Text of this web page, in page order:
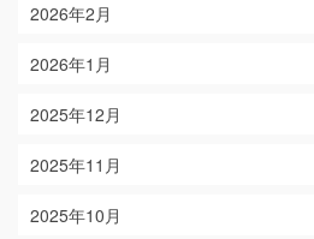
2026年2月
2026年1月
2025年12月
2025年11月
2025年10月